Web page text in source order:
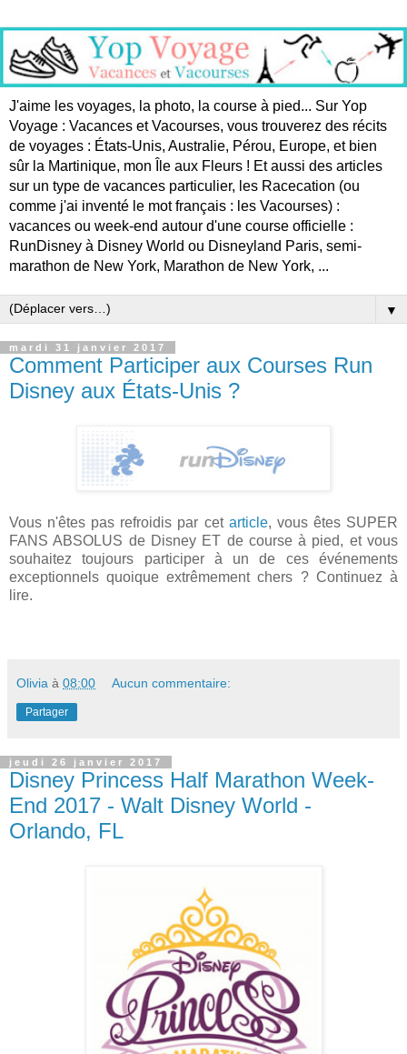
J'aime les voyages, la photo, la course à pied... Sur Yop
Voyage : Vacances et Vacourses, vous trouverez des récits
de voyages : États-Unis, Australie, Pérou, Europe, et bien
sûr la Martinique, mon Île aux Fleurs ! Et aussi des articles
sur un type de vacances particulier, les Racecation (ou
comme j'ai inventé le mot français : les Vacourses) :
vacances ou week-end autour d'une course officielle :
RunDisney à Disney World ou Disneyland Paris, semi-
marathon de New York, Marathon de New York, ...
▼
mardi 31 janvier 2017
Comment Participer aux Courses Run
Disney aux États-Unis ?
Vous n'êtes pas refroidis par cet article, vous êtes SUPER
FANS ABSOLUS de Disney ET de course à pied, et vous
souhaitez toujours participer à un de ces événements
exceptionnels quoique extrêmement chers ? Continuez à
lire.
Olivia à 08:00 Aucun commentaire:
Partager
jeudi 26 janvier 2017
Disney Princess Half Marathon Week-
End 2017 - Walt Disney World -
Orlando, FL